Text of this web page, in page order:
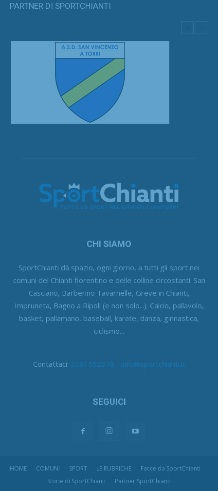
PARTNER DI SPORTCHIANTI
CHI SIAMO
SportChianti dà spazio, ogni giorno, a tutti gli sport nei
comuni del Chianti fiorentino e delle colline circostanti: San
Casciano, Barberino Tavarnelle, Greve in Chianti,
Impruneta, Bagno a Ripoli (e non solo...). Calcio, pallavolo,
basket, pallamano, baseball, karate, danza, ginnastica,
ciclismo...
Contattaci: 3391552376 - info@sportchianti.it
SEGUICI
HOME COMUNI SPORT LE RUBRICHE
Facce da SportChianti
Storie di SportChianti
Partner SportChianti